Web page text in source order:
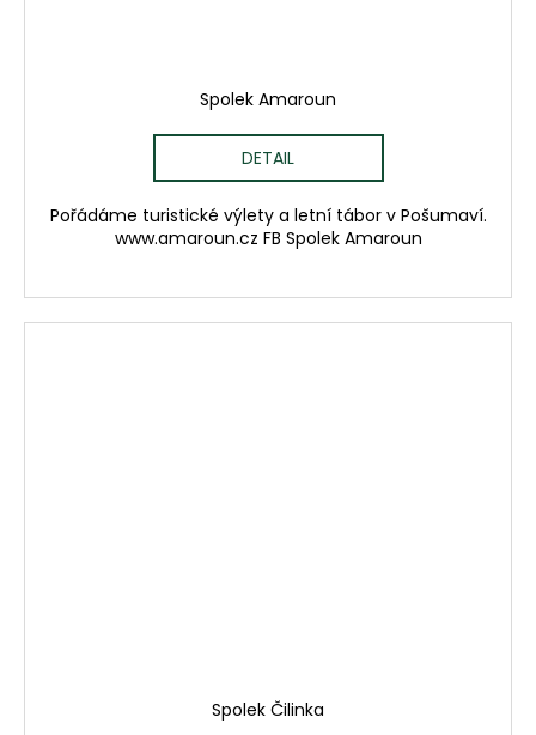
Spolek Amaroun
DETAIL
Pořádáme turistické výlety a letní tábor v Pošumaví.
www.amaroun.cz FB Spolek Amaroun
Spolek Čilinka